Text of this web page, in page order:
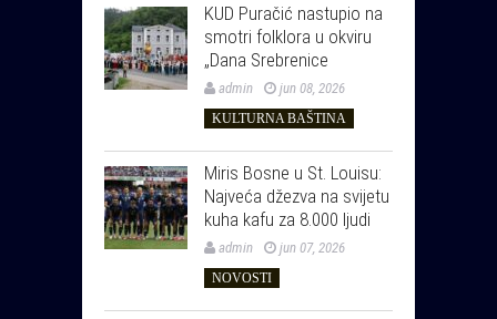
KUD Puračić nastupio na
smotri folklora u okviru
„Dana Srebrenice
admin jun 08, 2026
KULTURNA BAŠTINA
Miris Bosne u St. Louisu:
Najveća džezva na svijetu
kuha kafu za 8.000 ljudi
admin jun 07, 2026
NOVOSTI